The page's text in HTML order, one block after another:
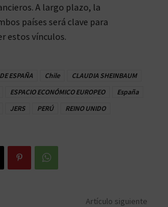
A largo plazo, la
países será clave para
estos vínculos.
ESPAÑA Chile
CLAUDIA SHEINBAUM
ESPACIO ECONÓMICO EUROPEO
España
JERS PERÚ
REINO UNIDO
Artículo siguiente